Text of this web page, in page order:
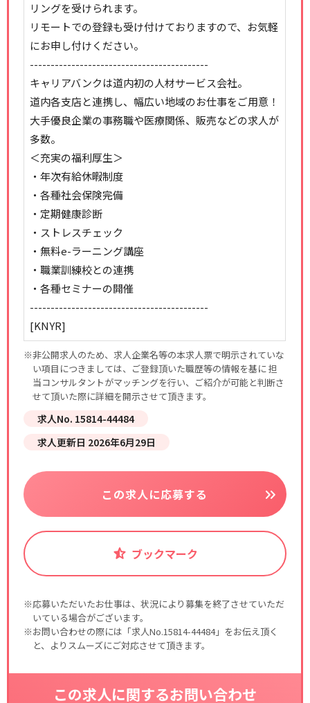
リングを受けられます。
リモートでの登録も受け付けておりますので、お気軽
にお申し付けください。
-------------------------------------------
キャリアバンクは道内初の人材サービス会社。
道内各支店と連携し、幅広い地域のお仕事をご用意！
大手優良企業の事務職や医療関係、販売などの求人が
多数。
＜充実の福利厚生＞
・年次有給休暇制度
・各種社会保険完備
・定期健康診断
・ストレスチェック
・無料e-ラーニング講座
・職業訓練校との連携
・各種セミナーの開催
-------------------------------------------
[KNYR]
※非公開求人のため、求人企業名等の本求人票で明示されていな
い項目につきましては、ご登録頂いた職歴等の情報を基に 担
当コンサルタントがマッチングを行い、ご紹介が可能と判断さ
せて頂いた際に詳細を開示させて頂きます。
求人No. 15814-44484
求人更新日 2026年6月29日
この求人に応募する
ブックマーク
※応募いただいたお仕事は、状況により募集を終了させていただ
いている場合がございます。
※お問い合わせの際には「求人No.15814-44484」をお伝え頂く
と、よりスムーズにご対応させて頂きます。
この求人に関するお問い合わせ